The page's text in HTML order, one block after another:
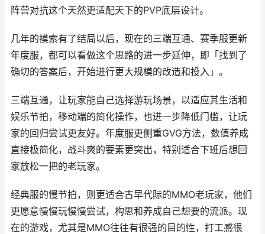
阵营对抗这个天然更适配天下的PVP底层设计。
几年的摸索有了结局以后，现在的三端互通、赛季服更新
年度服，都可以看做这个思路的进一步延伸，即「找到了
确切的答案后，开始进行更大规模的改造和投入」。
三端互通，让玩家能自己选择游玩场景，以适应其生活和
娱乐节拍，移动端的简化操作，也进一步降低门槛，让玩
家的回归尝试更友好。年度服更侧重GVG方法，数值养成
直接极简化，战斗爽的要素更突出，特别适合下班后想回
家放松一把的老玩家。
经典服的慢节拍，则更适合古早代际的MMO老玩家，他们
更愿意慢慢玩慢慢尝试，构思和养成自己想要的流派。现
在的游戏，尤其是MMO往往有很强的目的性，打工感很